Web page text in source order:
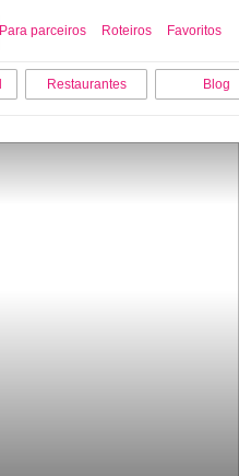
Para parceiros Roteiros Favoritos
Restaurantes Blog